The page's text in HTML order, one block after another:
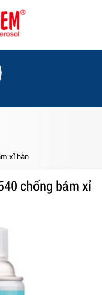
xỉ hàn
chống bám xỉ